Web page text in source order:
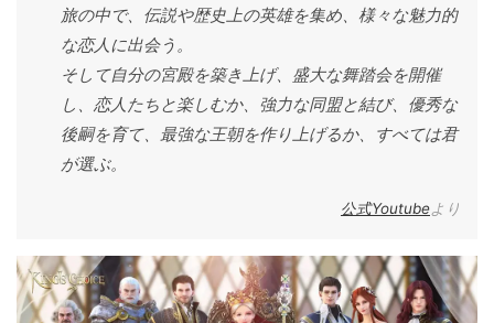
旅の中で、伝説や歴史上の英雄を集め、様々な魅力的
な恋人に出会う。
そして自分の宮殿を築き上げ、盛大な舞踏会を開催
し、恋人たちと楽しむか、強力な同盟と結び、優秀な
後嗣を育て、最強な王朝を作り上げるか、すべては君
が選ぶ。
公式Youtubeより